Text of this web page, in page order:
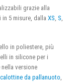
grazie alla
in 5 misure, dalla XS S
in poliestere, più
in silicone per i
versione
calottine da pallanuoto,